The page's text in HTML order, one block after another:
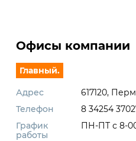
Офисы компании
Главный.
Адрес
617120,
Телефон
8 34254
График
работы
ПН-ПТ с 8-